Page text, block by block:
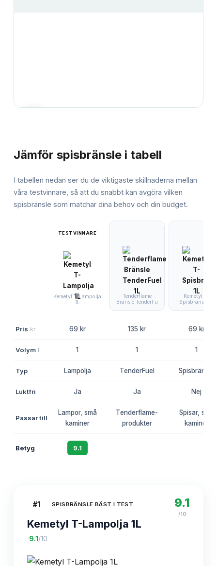
Jämför spisbränsle i tabell
I tabellen nedan ser du de viktigaste skillnaderna mellan
våra testvinnare, så att du snabbt kan avgöra vilken
spisbränsle som matchar dina behov och din budget.
TESTVINNARE
Kemetyl T-Lampolja
1L
Tenderflame
Bränsle TenderFu
Kemetyl T-
Spisbränsle 1L
Pris kr 69 kr 135 kr 69 kr
Volym L 1 1 1
Typ Lampolja TenderFuel Spisbränsle
Luktfri Ja Ja Nej
Passar till
Lampor, små
kaminer
Tenderflame-
produkter
Spisar, små
kaminer
Betyg 9.1
#1 SPISBRÄNSLE BÄST I TEST
Kemetyl T-Lampolja 1L
·9.1 /10
9.1
/10